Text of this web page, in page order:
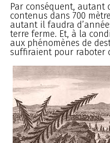
Par conséquent, autant
contenus dans 700
autant il faudra
terre ferme. Et, à la
aux phénomènes de
suffiraient pour raboter